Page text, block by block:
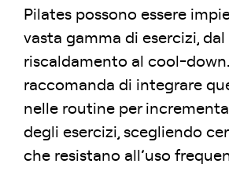
Pilates possono essere
vasta gamma di esercizi, dal
riscaldamento al cool-
raccomanda di integrare
nelle routine per
degli esercizi, scegliendo
che resistano all’uso